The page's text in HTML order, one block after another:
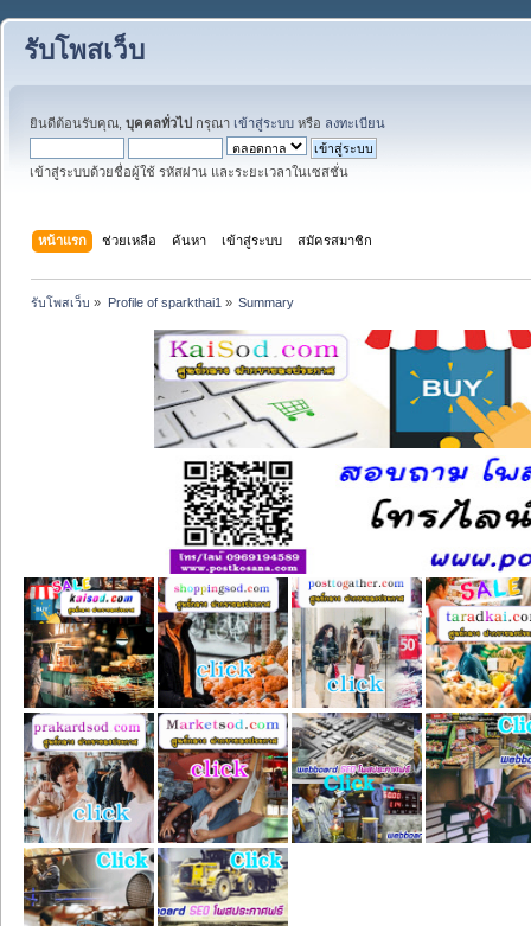
รับโพสเว็บ
ยินดีต้อนรับคุณ, บุคคลทั่วไป กรุณา เข้าสู่ระบบ หรือ ลงทะเบียน
เข้าสู่ระบบด้วยชื่อผู้ใช้ รหัสผ่าน และระยะเวลาในเซสชั่น
หน้าแรก ช่วยเหลือ ค้นหา เข้าสู่ระบบ สมัครสมาชิก
รับโพสเว็บ » Profile of sparkthai1 » Summary